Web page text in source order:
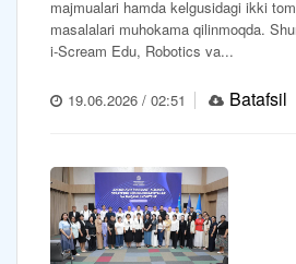
majmualari hamda kelgusidagi ikki
masalalari muhokama qilinmoqda.
i-Scream Edu, Robotics va...
19.06.2026 / 02:51 Batafsil